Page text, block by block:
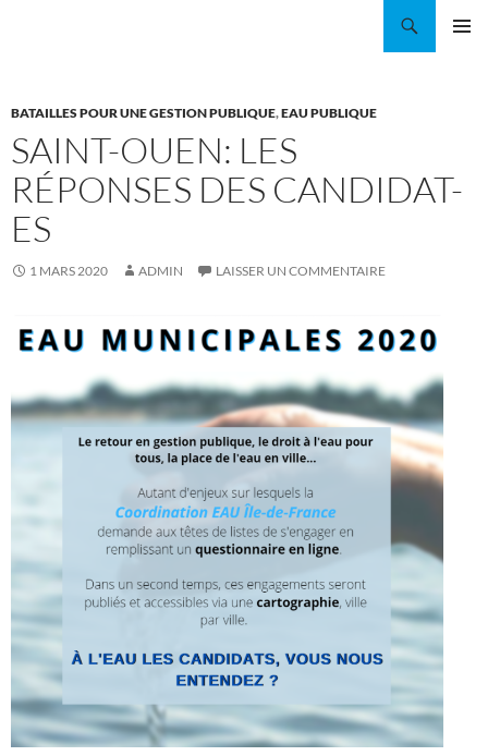
BATAILLES POUR UNE GESTION PUBLIQUE,EAU PUBLIQUE
SAINT-OUEN: LES
RÉPONSES DES CANDIDAT-
ES
1 MARS 2020 ADMIN LAISSER UN COMMENTAIRE